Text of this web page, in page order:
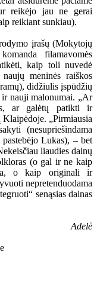
reikėjo jau ne gerai
reikiant sunkiau).
įrašų (Mokytojų
filamavomės
kaip toli nuvedė
meninės raiškos
didžiulis įspūdžių
ir nauji malonumai. „Ar
ar galėtų patikti ir
„Pirmiausia
(nesupriešindama
Lukas), – bet
liaudies dainų
(o gal ir ne kaip
o kaip originali ir
nepretenduodama
senąsias dainas
Adelė